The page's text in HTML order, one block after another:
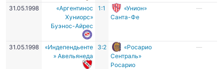
31.05.1998
«Аргентинос
Хуниорс»
Буэнос-Айрес
1:1
«Унион»
Санта-Фе
—
31.05.1998
«Индепендьенте
» Авельянеда
3:2
«Росарио
Сентраль»
Росарио
—